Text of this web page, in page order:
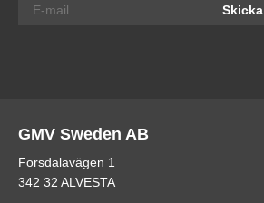
Skicka
GMV Sweden AB
Forsdalavägen 1
342 32 ALVESTA